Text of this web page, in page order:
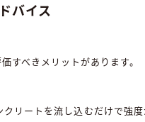
バイス
すべきメリットがあります。
リートを流し込むだけで強